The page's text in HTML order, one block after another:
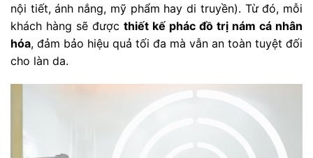
nội tiết, ánh nắng, mỹ phẩm hay di truyền). Từ đó, mỗi
khách hàng sẽ được thiết kế phác đồ trị nám cá nhân
hóa, đảm bảo hiệu quả tối đa mà vẫn an toàn tuyệt đối
cho làn da.